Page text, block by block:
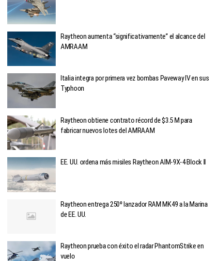
Raytheon aumenta “significativamente” el alcance del
AMRAAM
Italia integra por primera vez bombas Paveway IV en sus
Typhoon
Raytheon obtiene contrato récord de $3.5 M para
fabricar nuevos lotes del AMRAAM
EE. UU. ordena más misiles Raytheon AIM-9X-4 Block II
Raytheon entrega 250º lanzador RAM MK49 a la Marina
de EE. UU.
Raytheon prueba con éxito el radar PhantomStrike en
vuelo